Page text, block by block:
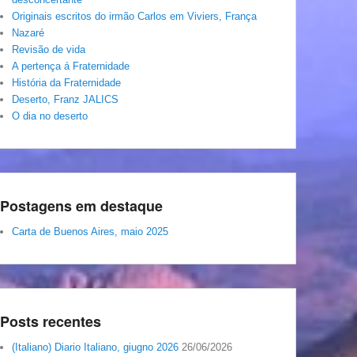
Originais escritos do irmão Carlos em Viviers, França
Nazaré
Revisão de vida
A pertença á Fraternidade
História da Fraternidade
Deserto, Franz JALICS
O dia no deserto
Postagens em destaque
Carta de Buenos Aires, maio 2025
Posts recentes
(Italiano) Diario Italiano, giugno 2026 26/06/2026